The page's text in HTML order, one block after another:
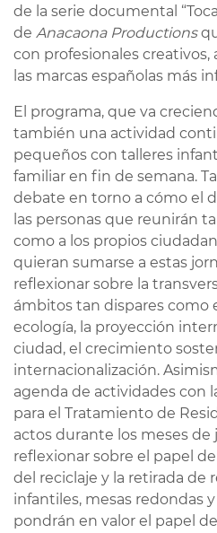
de la serie documental
de Anacaona Productions
con profesionales creativos,
las marcas españolas más
El programa, que va
también una actividad
pequeños con talleres
familiar en fin de semana.
debate en torno a cómo el
las personas que reunirán
como a los propios
quieran sumarse a estas
reflexionar sobre la
ámbitos tan dispares como
ecología, la proyección
ciudad, el crecimiento
internacionalización.
agenda de actividades con
para el Tratamiento de
actos durante los meses de
reflexionar sobre el papel
del reciclaje y la retirada de
infantiles, mesas redondas
pondrán en valor el papel